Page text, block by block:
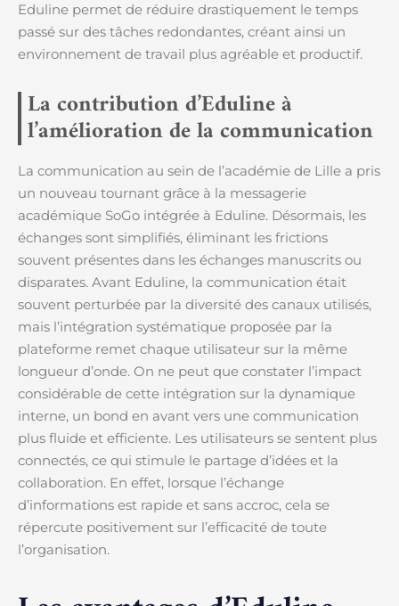
Eduline permet de réduire drastiquement le temps
passé sur des tâches redondantes, créant ainsi un
environnement de travail plus agréable et productif.
La contribution d’Eduline à
l’amélioration de la communication
La communication au sein de l’académie de Lille a pris
un nouveau tournant grâce à la messagerie
académique SoGo intégrée à Eduline. Désormais, les
échanges sont simplifiés, éliminant les frictions
souvent présentes dans les échanges manuscrits ou
disparates. Avant Eduline, la communication était
souvent perturbée par la diversité des canaux utilisés,
mais l’intégration systématique proposée par la
plateforme remet chaque utilisateur sur la même
longueur d’onde. On ne peut que constater l’impact
considérable de cette intégration sur la dynamique
interne, un bond en avant vers une communication
plus fluide et efficiente. Les utilisateurs se sentent plus
connectés, ce qui stimule le partage d’idées et la
collaboration. En effet, lorsque l’échange
d’informations est rapide et sans accroc, cela se
répercute positivement sur l’efficacité de toute
l’organisation.